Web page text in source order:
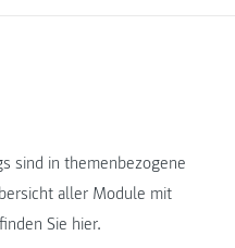
sind in themenbezogene
aller Module mit
Sie hier.